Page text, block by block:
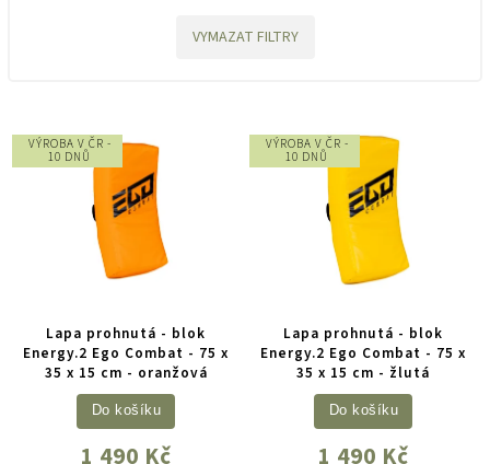
VYMAZAT FILTRY
VÝROBA V ČR -
10 DNŮ
Lapa prohnutá - blok
Energy.2 Ego Combat - 75 x
35 x 15 cm - oranžová
1 490 Kč
Do košíku
VÝROBA V ČR -
10 DNŮ
Lapa prohnutá - blok
Energy.2 Ego Combat - 75 x
35 x 15 cm - žlutá
1 490 Kč
Do košíku